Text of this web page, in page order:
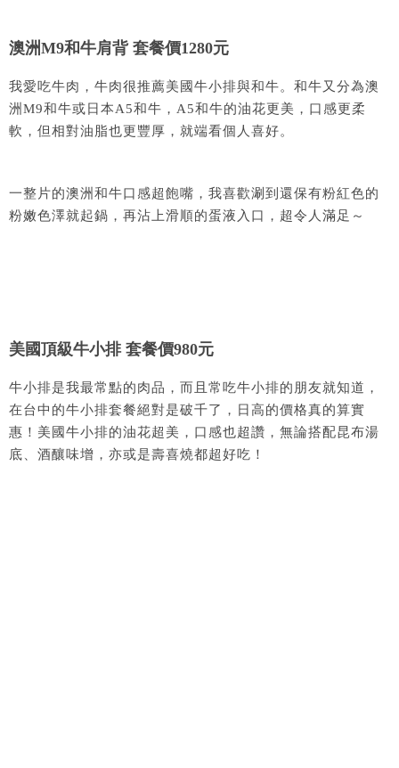
澳洲M9和牛肩背 套餐價1280元
我愛吃牛肉，牛肉很推薦美國牛小排與和牛。和牛又分為澳
洲M9和牛或日本A5和牛，A5和牛的油花更美，口感更柔
軟，但相對油脂也更豐厚，就端看個人喜好。
一整片的澳洲和牛口感超飽嘴，我喜歡涮到還保有粉紅色的
粉嫩色澤就起鍋，再沾上滑順的蛋液入口，超令人滿足～
美國頂級牛小排 套餐價980元
牛小排是我最常點的肉品，而且常吃牛小排的朋友就知道，
在台中的牛小排套餐絕對是破千了，日高的價格真的算實
惠！美國牛小排的油花超美，口感也超讚，無論搭配昆布湯
底、酒釀味增，亦或是壽喜燒都超好吃！